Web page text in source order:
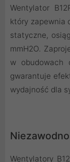
Wentylator
który zapewnia
statyczne,
mmH2O.
w obudowach
gwarantuje
wydajność dla
Wentylatory